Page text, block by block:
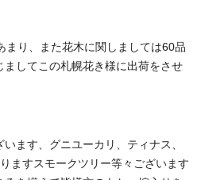
まり、また花木に関しましては60品
ましてこの札幌花き様に出荷をさせ
ます、グニユーカリ、ティナス、
ますスモークツリー等々ございます